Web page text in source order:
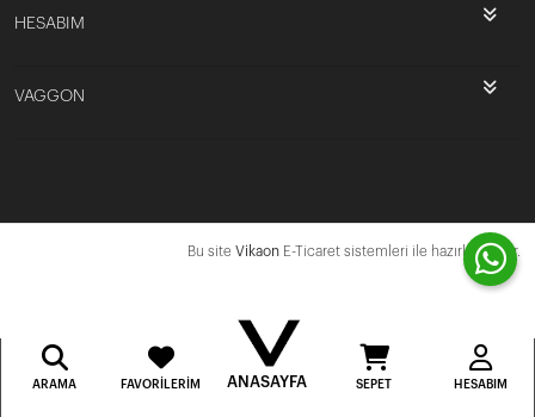
HESABIM
VAGGON
Bu site Vikaon E-Ticaret sistemleri ile hazırlanmıştır.
ARAMA FAVORILERIM ANASAYFA SEPET HESABIM